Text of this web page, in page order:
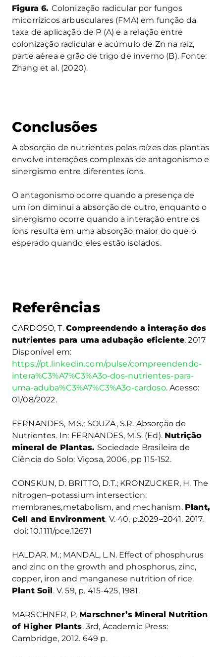
Figura 6. Colonização radicular por fungos
micorrízicos arbusculares (FMA) em função da
taxa de aplicação de P (A) e a relação entre
colonização radicular e acúmulo de Zn na raiz,
parte aérea e grão de trigo de inverno (B). Fonte:
Zhang et al. (2020).
Conclusões
A absorção de nutrientes pelas raízes das plantas
envolve interações complexas de antagonismo e
sinergismo entre diferentes íons.
O antagonismo ocorre quando a presença de
um íon diminui a absorção de outro, enquanto o
sinergismo ocorre quando a interação entre os
íons resulta em uma absorção maior do que o
esperado quando eles estão isolados.
Referências
CARDOSO, T. Compreendendo a interação dos
nutrientes para uma adubação eficiente. 2017
Disponível em:
https://pt.linkedin.com/pulse/compreendendo-
intera%C3%A7%C3%A3o-dos-nutrientes-para-
uma-aduba%C3%A7%C3%A3o-cardoso. Acesso:
01/08/2022.
FERNANDES, M.S.; SOUZA, S.R. Absorção de
Nutrientes. In: FERNANDES, M.S. (Ed). Nutrição
mineral de Plantas. Sociedade Brasileira de
Ciência do Solo: Viçosa, 2006, pp 115-152.
CONSKUN, D. BRITTO, D.T.; KRONZUCKER, H. The
nitrogen–potassium intersection:
membranes,metabolism, and mechanism. Plant,
Cell and Environment. V. 40, p.2029–2041. 2017.
doi: 10.1111/pce.12671
HALDAR. M.; MANDAL, L.N. Effect of phosphurus
and zinc on the growth and phosphorus, zinc,
copper, iron and manganese nutrition of rice.
Plant Soil. V. 59, p. 415-425, 1981.
MARSCHNER, P. Marschner’s Mineral Nutrition
of Higher Plants. 3rd, Academic Press:
Cambridge, 2012. 649 p.